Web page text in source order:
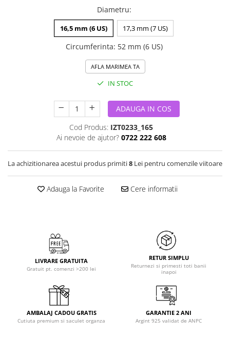
Diametru:
16,5 mm (6 US) 17,3 mm (7 US)
Circumferinta: 52 mm (6 US)
AFLA MARIMEA TA
IN STOC
ADAUGA IN COS
Cod Produs: IZT0233_165
Ai nevoie de ajutor? 0722 222 608
La achizitionarea acestui produs primiti8 Lei pentru comenzile viitoare
Adauga la Favorite Cere informatii
LIVRARE GRATUITA
Gratuit pt. comenzi >200 lei
RETUR SIMPLU
Returnezi si primesti toti banii
inapoi
AMBALAJ CADOU GRATIS
Cutiuta premium si saculet organza
GARANTIE 2 ANI
Argint 925 validat de ANPC